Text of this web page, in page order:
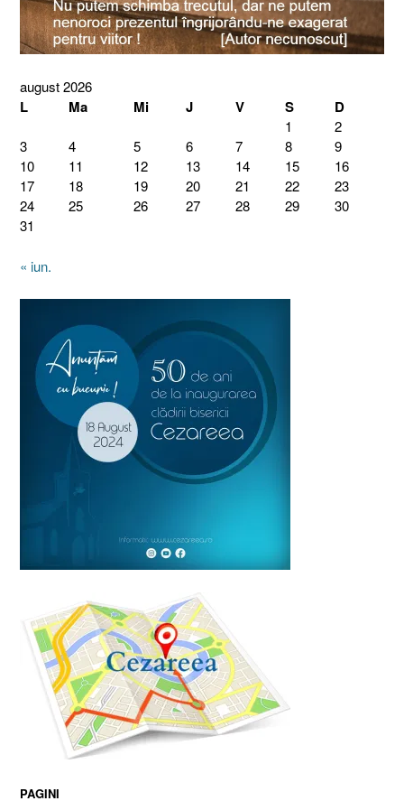
august 2026
L Ma Mi J V S D
1
2
3
4 5 6 7 8
9
10
11 12 13 14 15
16
17
18 19 20 21 22
23
24
25 26 27 28 29
30
31
« iun.
PAGINI